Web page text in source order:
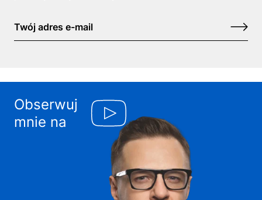
Obserwuj
mnie na